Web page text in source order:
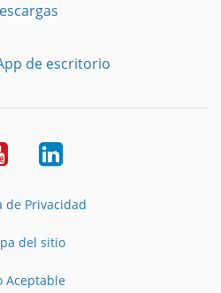
de escritorio
YouTubeLinkedIn
de Privacidad
del sitio
Aceptable